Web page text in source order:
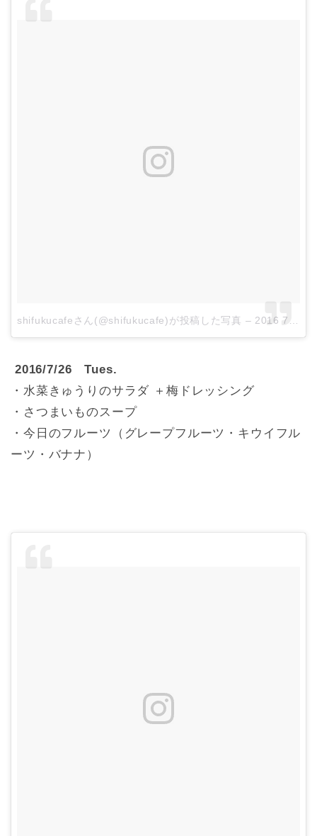
shifukucafeさん(@shifukucafe)が投稿した写真 – 2016 7月 25 4:49午後 PDT
2016/7/26 Tues.
・水菜きゅうりのサラダ ＋梅ドレッシング
・さつまいものスープ
・今日のフルーツ（グレープフルーツ・キウイフル
ーツ・バナナ）